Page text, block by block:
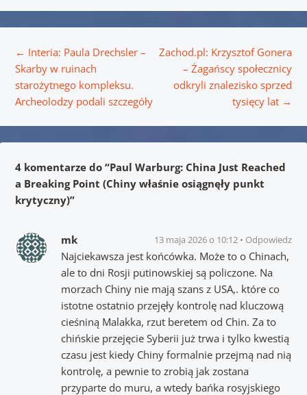
← Interia: Paula Drechsler –
Skarby w ruinach
starożytnego kompleksu.
Archeolodzy podali szczegóły
Zachod.pl: Krzysztof Gonera
– Żagańscy społecznicy
odkryli znalezisko sprzed
tysięcy lat →
4 komentarze do “Paul Warburg: China Just Reached
a Breaking Point (Chiny właśnie osiągnęły punkt
krytyczny)”
mk 13 maja 2026 o 10:12 Odpowiedz
Najciekawsza jest końcówka. Może to o Chinach,
ale to dni Rosji putinowskiej są policzone. Na
morzach Chiny nie mają szans z USA,. które co
istotne ostatnio przejęły kontrolę nad kluczową
cieśniną Malakka, rzut beretem od Chin. Za to
chińskie przejęcie Syberii już trwa i tylko kwestią
czasu jest kiedy Chiny formalnie przejmą nad nią
kontrolę, a pewnie to zrobią jak zostana
przyparte do muru, a wtedy bańka rosyjskiego